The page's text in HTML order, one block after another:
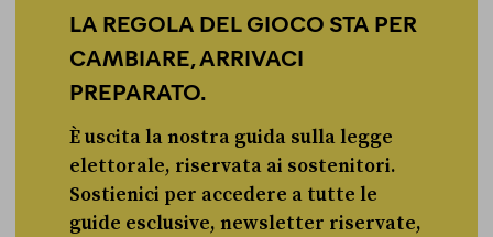
LA REGOLA DEL GIOCO STA PER
CAMBIARE, ARRIVACI
PREPARATO.
È uscita la nostra guida sulla legge
elettorale, riservata ai sostenitori.
Sostienici per accedere a tutte le
guide esclusive, newsletter riservate,